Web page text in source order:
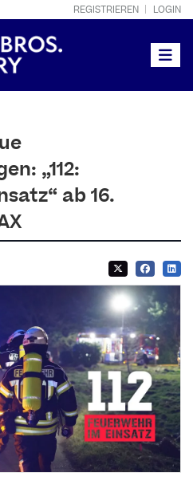
REGISTRIEREN LOGIN
„112:
ab 16.